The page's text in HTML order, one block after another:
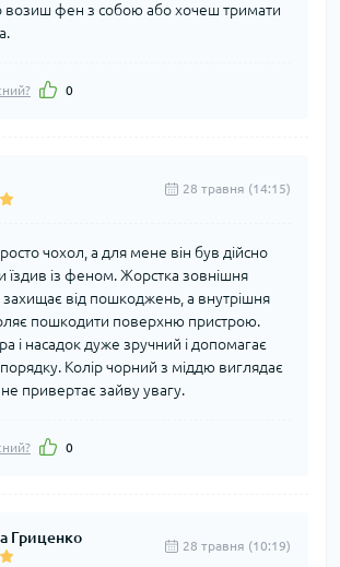
возиш фен з собою або хочеш тримати
0
28 травня (14:15)
чохол, а для мене він був дійсно
їздив із феном. Жорстка зовнішня
захищає від пошкоджень, а внутрішня
пошкодити поверхню пристрою.
і насадок дуже зручний і допомагає
Колір чорний з міддю виглядає
не привертає зайву увагу.
0
Гриценко 28 травня (10:19)